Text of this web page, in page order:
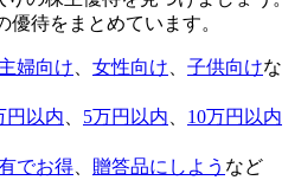
待をまとめています。
主婦向け 女性向け 子供向けな
円以内 5万円以内
10万円以内
でお得 贈答品にしよう など